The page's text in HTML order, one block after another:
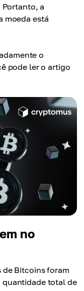
Portanto, a
moeda está
o
pode ler o artigo
no
de Bitcoins foram
quantidade total de